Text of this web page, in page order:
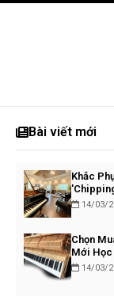
Bài viết mới
Khắc
Pháp14/03/
Chọn
Mới Học
Thiết14/03/